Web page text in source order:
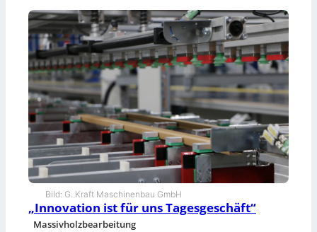
e
n
t
r
a
n
s
p
a
r
n
z
e
r
r
i
c
h
t
i
g
e
S
c
h
f
Bild: G. Kraft Maschinenbau GmbH
„Innovation ist für uns Tagesgeschäft“
Massivholzbearbeitung